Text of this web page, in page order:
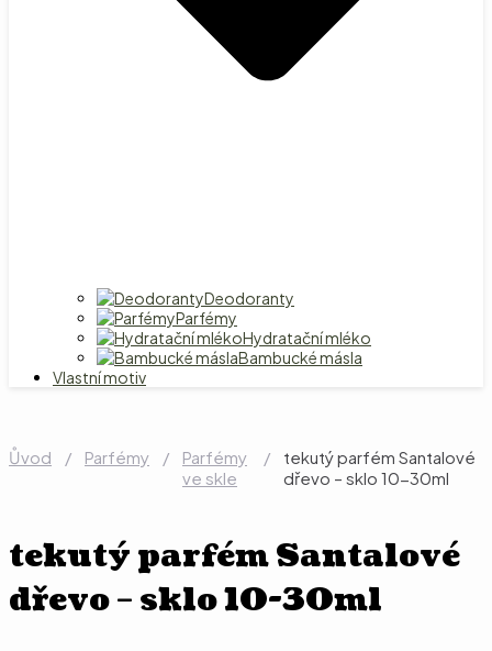
Deodoranty
Parfémy
Hydratační mléko
Bambucké másla
Vlastní motiv
Ůvod / Parfémy /
Parfémy
ve skle
/
tekutý parfém Santalové
dřevo – sklo 10-30ml
tekutý parfém Santalové
dřevo – sklo 10-30ml